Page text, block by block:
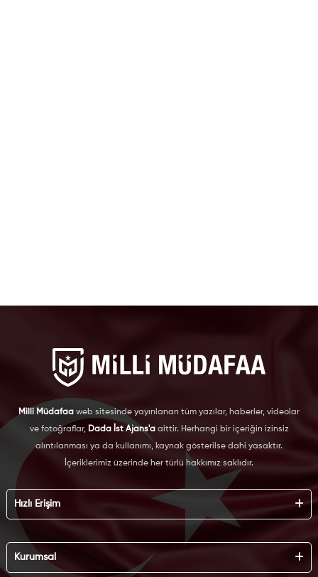
Milli Müdafaa web sitesinde yayınlanan tüm yazılar, haberler, videolar
ve fotoğraflar, Dada İst Ajans'aaittir. Herhangi bir içeriğin izinsiz
alıntılanması ya da kullanımı, kaynak gösterilse dahi yasaktır.
İçeriklerimiz üzerinde her türlü hakkımız saklıdır.
Hızlı Erişim
Künye
Reklam
Kurumsal